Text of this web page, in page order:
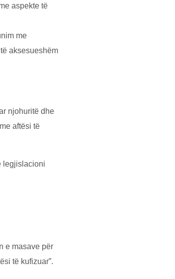
aspekte të
me
aksesueshëm
njohuritё dhe
aftёsi tё
legjislacioni
e masave pёr
tё kufizuar”.